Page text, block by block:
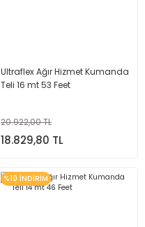
Ultraflex Ağır Hizmet Kumanda
Teli 16 mt 53 Feet
20.922,00 TL
18.829,80 TL
%10 İNDİRİM